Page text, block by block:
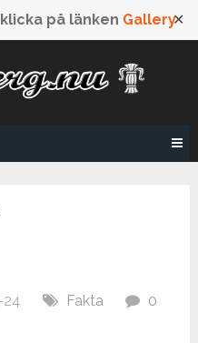
på länken Gallery✕
Fakta
0